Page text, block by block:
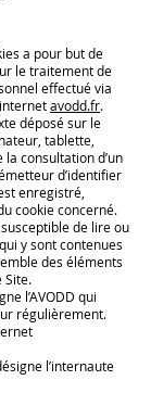
a pour but de
le traitement de
effectué via
avodd.fr.
déposé sur le
tablette,
la consultation d’un
d’identifier
enregistré,
cookie concerné.
de lire ou
y sont contenues
des éléments
Site.
l’AVODD qui
régulièrement.
l’internaute